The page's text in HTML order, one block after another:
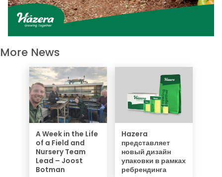
More News
A Week in the Life
of a Field and
Nursery Team
Lead – Joost
Botman
Hazera
представляет
новый дизайн
упаковки в рамках
ребрендинга